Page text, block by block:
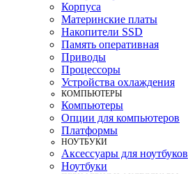
Корпуса
Материнские платы
Накопители SSD
Память оперативная
Приводы
Процессоры
Устройства охлаждения
КОМПЬЮТЕРЫ
Компьютеры
Опции для компьютеров
Платформы
НОУТБУКИ
Аксессуары для ноутбуков
Ноутбуки